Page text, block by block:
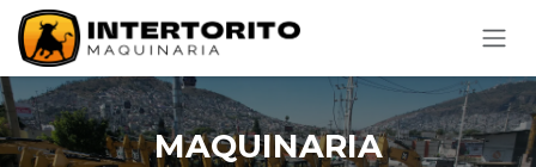
Ir al contenido
MAQUINARIA